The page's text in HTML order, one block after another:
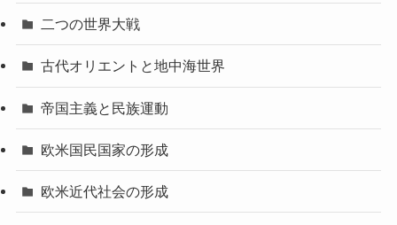
二つの世界大戦
古代オリエントと地中海世界
帝国主義と民族運動
欧米国民国家の形成
欧米近代社会の形成